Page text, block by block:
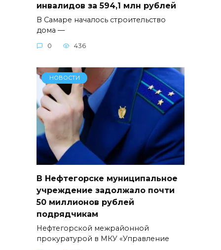
инвалидов за 594,1 млн рублей
В Самаре началось строительство
дома —
0 436
НОВОСТИ
В Нефтегорске муниципальное
учреждение задолжало почти
50 миллионов рублей
подрядчикам
Нефтегорской межрайонной
прокуратурой в МКУ «Управление